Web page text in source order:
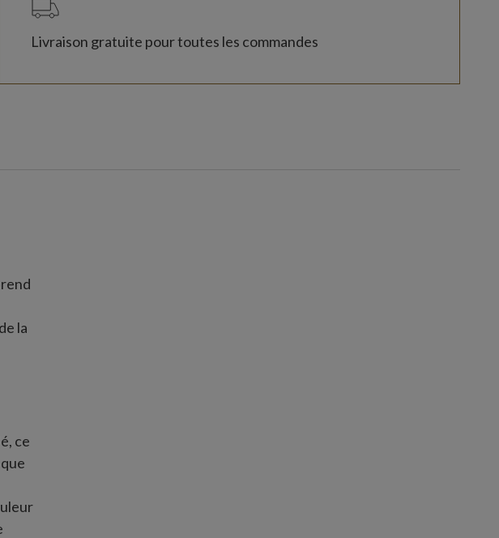
Livraison gratuite pour toutes les commandes
la
ce